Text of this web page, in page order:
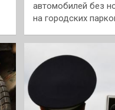
автомобилей без
на городских